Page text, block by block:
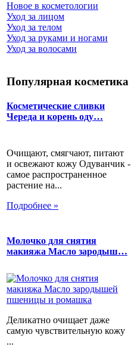
Новое в косметологии
Уход за лицом
Уход за телом
Уход за руками и ногами
Уход за волосами
Популярная косметика
Косметические сливки
Череда и корень оду…
Очищают, смягчают, питают
и освежают кожу Одуванчик -
самое распространенное
растение на...
Подробнее »
Молочко для снятия
макияжа Масло зародыш…
Деликатно очищает даже
самую чувствительную кожу
...